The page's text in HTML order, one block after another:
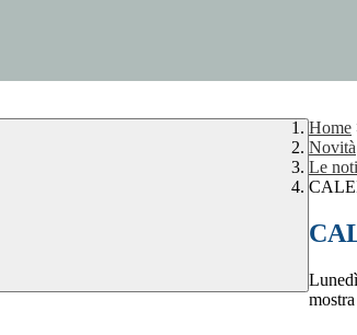
Home
Novità
Le